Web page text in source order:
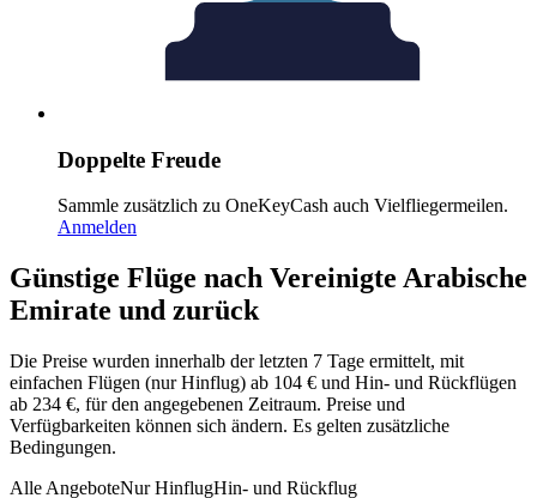
Doppelte Freude
Sammle zusätzlich zu OneKeyCash auch Vielfliegermeilen.
Anmelden
Günstige Flüge nach Vereinigte Arabische
Emirate und zurück
Die Preise wurden innerhalb der letzten 7 Tage ermittelt, mit
einfachen Flügen (nur Hinflug) ab 104 € und Hin- und Rückflügen
ab 234 €, für den angegebenen Zeitraum. Preise und
Verfügbarkeiten können sich ändern. Es gelten zusätzliche
Bedingungen.
Alle AngeboteNur HinflugHin- und Rückflug